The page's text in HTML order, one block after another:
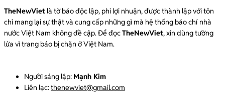
TheNewViet là tờ báo độc lập, phi lợi nhuận, được thành lập với tôn
chỉ mang lại sự thật và cung cấp những gì mà hệ thống báo chí nhà
nước Việt Nam không đề cập. Để đọcTheNewViet, xin dùng tường
lửa vì trang báo bị chặn ở Việt Nam.
Người sáng lập: Mạnh Kim
Liên lạc:thenewviet@gmail.com